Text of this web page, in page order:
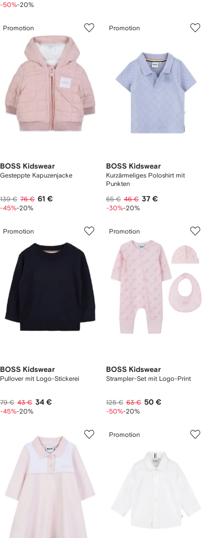
-50%-20%
Promotion
BOSS Kidswear
Gesteppte Kapuzenjacke
139 € 76 € 61 €
-45%-20%
Promotion
BOSS Kidswear
Kurzärmeliges Poloshirt mit
Punkten
65 € 46 € 37 €
-30%-20%
Promotion
BOSS Kidswear
Pullover mit Logo-Stickerei
79 € 43 € 34 €
-45%-20%
Promotion
BOSS Kidswear
Strampler-Set mit Logo-Print
125 € 63 € 50 €
-50%-20%
Promotion